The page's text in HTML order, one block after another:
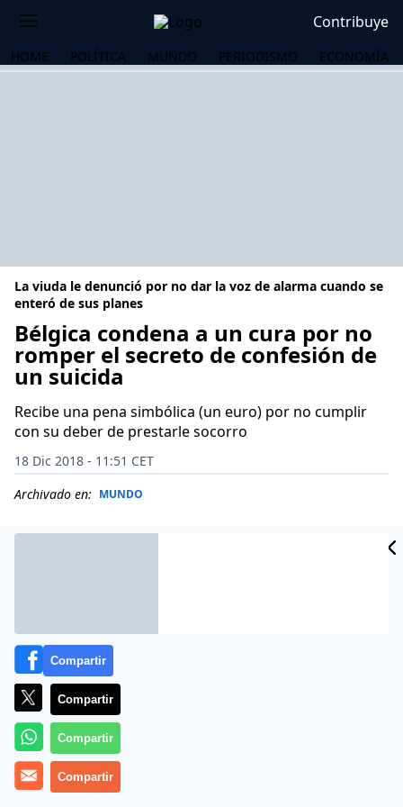
Contribuye
HOME POLÍTICA MUNDO PERIODISMO ECONOMÍA
La viuda le denunció por no dar la voz de alarma cuando se
enteró de sus planes
Bélgica condena a un cura por no
romper el secreto de confesión de
un suicida
Recibe una pena simbólica (un euro) por no cumplir
con su deber de prestarle socorro
18 Dic 2018 - 11:51 CET
Archivado en: MUNDO
C.D./Reuters).-¿Debe ser absoluto el secreto de
Compartir
Compartir
Compartir
Compartir